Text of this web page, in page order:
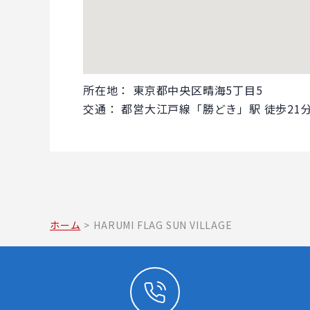
所在地： 東京都中央区晴海5丁目5
交通： 都営大江戸線「勝どき」駅 徒歩21
ホーム > HARUMI FLAG SUN VILLAGE